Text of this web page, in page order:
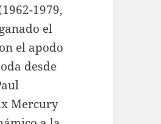
1979,
el
el apodo
desde
Mercury